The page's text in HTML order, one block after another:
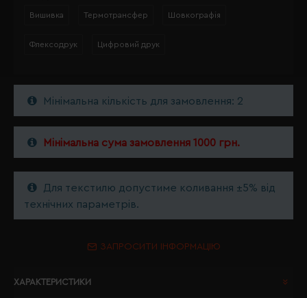
Вишивка Термотрансфер Шовкографія
Флексодрук Цифровий друк
Мінімальна кількість для замовлення: 2
Мінімальна сума замовлення 1000 грн.
Для текстилю допустиме коливання ±5% від
технічних параметрів.
ЗАПРОСИТИ ІНФОРМАЦІЮ
ХАРАКТЕРИСТИКИ